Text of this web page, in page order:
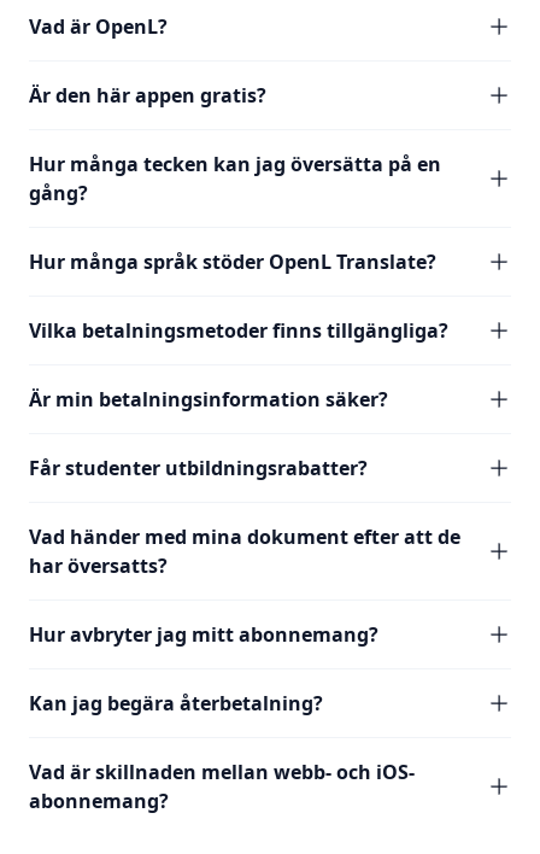
Vad är OpenL?
Är den här appen gratis?
Hur många tecken kan jag översätta på en
gång?
Hur många språk stöder OpenL Translate?
Vilka betalningsmetoder finns tillgängliga?
Är min betalningsinformation säker?
Får studenter utbildningsrabatter?
Vad händer med mina dokument efter att de
har översatts?
Hur avbryter jag mitt abonnemang?
Kan jag begära återbetalning?
Vad är skillnaden mellan webb- och iOS-
abonnemang?